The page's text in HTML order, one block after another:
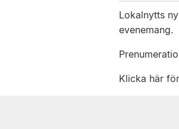
Lokalnytts
evenemang.
Klicka här